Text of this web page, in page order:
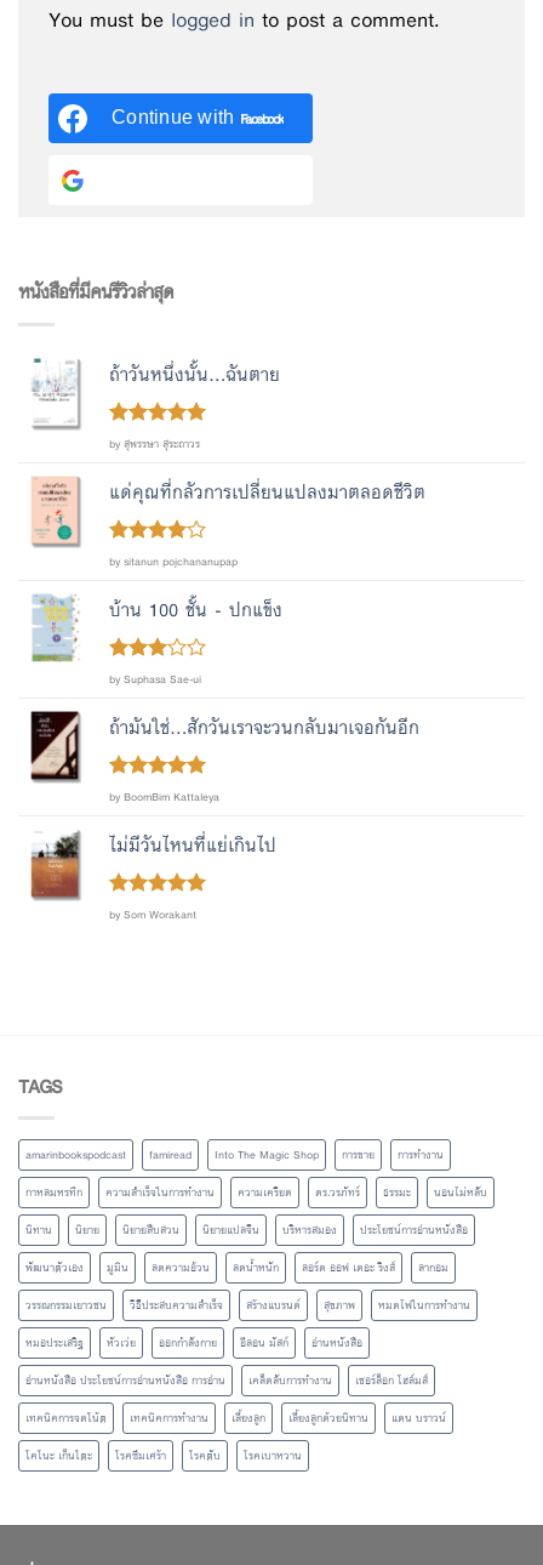
You must be logged in to post a comment.
Continue with Facebook
หนังสือที่มีคนรีวิวล่าสุด
ถ้าวันหนึ่งนั้น...ฉันตาย
Rated 5out
by สุพรรษา สุระถาวร
แด่คุณที่กลัวการเปลี่ยนแปลงมาตลอดชีวิต
Rated4
by sitanun pojchananupap
บ้าน 100 ชั้น - ปกแข็ง
Rated
of 5
by Suphasa Sae-ui
ถ้ามันใช่...สักวันเราจะวนกลับมาเจอกันอีก
Rated5out
by BoomBim Kattaleya
ไม่มีวันไหนที่แย่เกินไป
Rated5out
by Som Worakant
TAGS
amarinbookspodcast famiread Into The Magic Shop การขาย
การทำงาน
กาหลมหรทึก
ความสำเร็จในการทำงาน ความเครียด ดร.วรภัทร์ ธรรมะ
นอนไม่หลับ
นิทาน
นิยาย นิยายสืบสวน นิยายแปลจีน บริหารสมอง
ประโยชน์การอ่านหนังสือ
พัฒนาตัวเอง
มูมิน ลดความอ้วน ลดน้ำหนัก ลอร์ด ออฟ เดอะ ริงส์
ลากอม
วรรณกรรมเยาวชน
วิธีประสบความสำเร็จ สร้างแบรนด์ สุขภาพ
หมดไฟในการทำงาน
หมอประเสริฐ
หัวเว่ย ออกกำลังกาย อีลอน มัสก์
อ่านหนังสือ
อ่านหนังสือ ประโยชน์การอ่านหนังสือ การอ่าน
เคล็ดลับการทำงาน
เชอร์ล็อก โฮล์มส์
เทคนิคการจดโน้ต
เทคนิคการทำงาน เลี้ยงลูก เลี้ยงลูกด้วยนิทาน
แดน บราวน์
โคโนะ เก็นโตะ
โรคซึมเศร้า โรคตับ โรคเบาหวาน